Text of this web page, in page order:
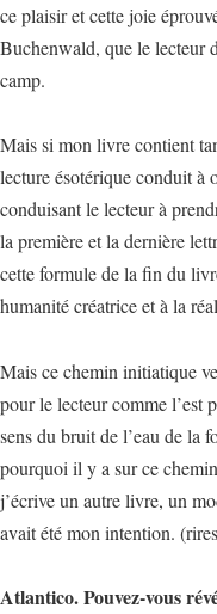
ce plaisir et cette joie
Buchenwald, que le lecteur
camp.
Mais si mon livre contient
lecture ésotérique conduit à
conduisant le lecteur à
la première et la dernière
cette formule de la fin du
humanité créatrice et à la
Mais ce chemin initiatique
pour le lecteur comme l’est
sens du bruit de l’eau de la
pourquoi il y a sur ce
j’écrive un autre livre, un
avait été mon intention.
Atlantico. Pouvez-vous